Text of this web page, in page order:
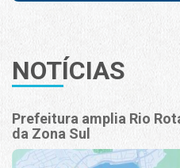
NOTÍCIAS
Prefeitura amplia Rio
da Zona Sul